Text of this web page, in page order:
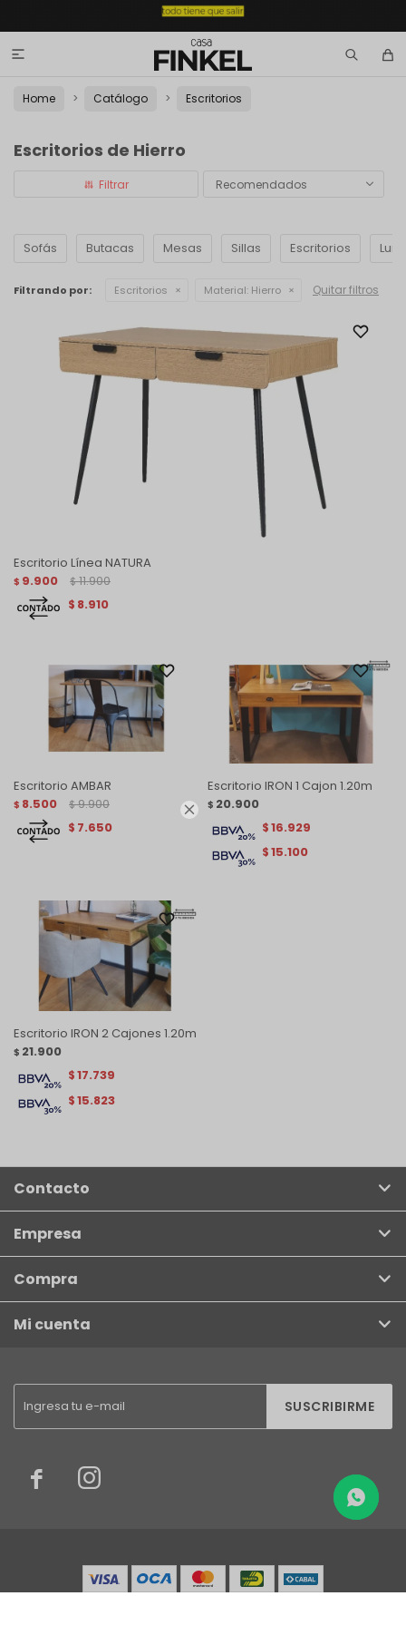


Home Catálogo Escritorios
Escritorios de Hierro
Recomendados
Sofás Butacas Mesas Sillas Escritorios
Filtrando por: Escritorios Material: Hierro Quitar filtros
Escritorio Línea NATURA
$ 9.900 $ 11.900
$ 8.910
Escritorio AMBAR
$ 8.500 $ 9.900
$ 7.650
Escritorio IRON 1 Cajon 1.20m
$ 20.900
$15.100
$16.929
Escritorio IRON 2 Cajones 1.20m
$ 21.900
$15.823
$17.739
SUSCRIBIRME
 
Contacto
Empresa
Compra
Mi cuenta